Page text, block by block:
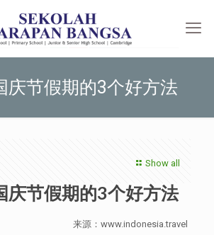
庆节假期的3个好方法
Show all
庆节假期的3个好方法
来源：www.indonesia.travel